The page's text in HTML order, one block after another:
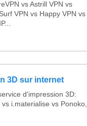
vs Astrill VPN vs
VPN vs Happy VPN vs
3D sur internet
d'impression 3D:
i.materialise vs Ponoko,